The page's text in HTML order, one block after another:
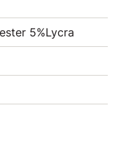
5%Lycra